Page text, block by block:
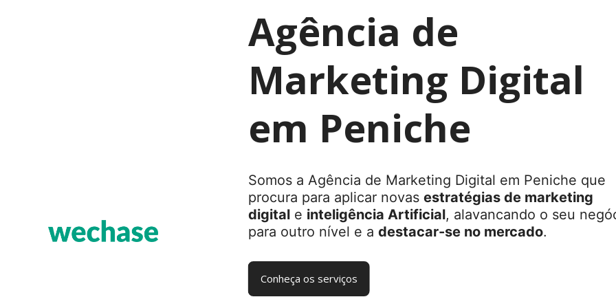
Agência de
Marketing Digital
em Peniche
Somos a Agência de Marketing Digital em Peniche que
procura para aplicar novas estratégias de marketing
digitale inteligência Artificial, alavancando o seu
para outro nível e a destacar-se no mercado.
Conheça os serviços